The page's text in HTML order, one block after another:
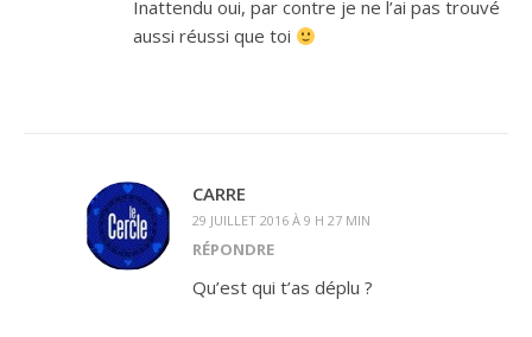
Inattendu oui, par contre je ne l’ai pas trouvé
aussi réussi que toi
CARRE
29 JUILLET 2016 À 9 H 27 MIN
RÉPONDRE
Qu’est qui t’as déplu ?